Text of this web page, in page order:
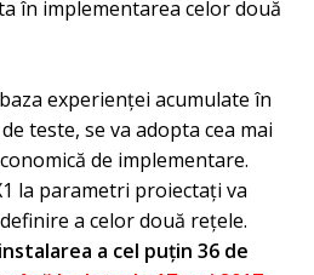
în implementarea celor două
experienţei acumulate în
teste, se va adopta cea mai
de implementare.
la parametri proiectaţi va
a celor două reţele.
a cel puţin 36 de